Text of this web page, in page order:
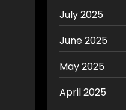
July 2025
June 2025
May 2025
April 2025